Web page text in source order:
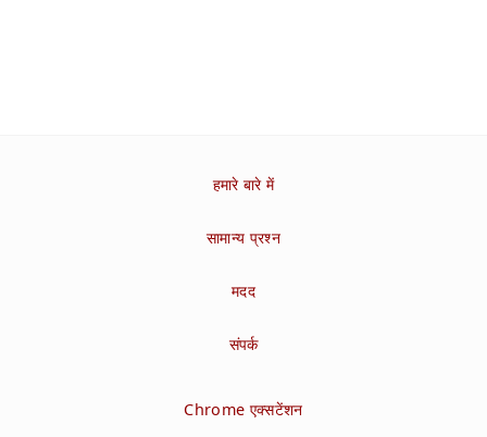
हमारे बारे में
सामान्य प्रश्न
मदद
संपर्क
Chrome एक्सटेंशन